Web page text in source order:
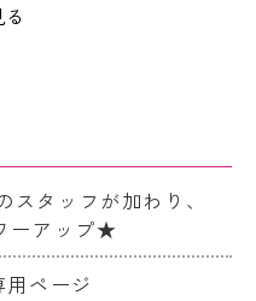
タッフが加わり、
ーアップ★
ページ